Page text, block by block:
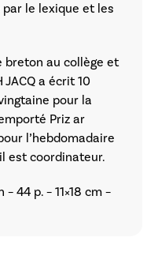
le lexique et les
breton au collège et
JACQ a écrit 10
pour la
Priz ar
l’hebdomadaire
est coordinateur.
44 p. – 11×18 cm –